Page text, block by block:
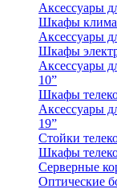
Аксессуары
Шкафы
Аксессуары
Шкафы
Аксессуары
10”
Шкафы
Аксессуары
19”
Стойки
Шкафы
Серверные
Оптические